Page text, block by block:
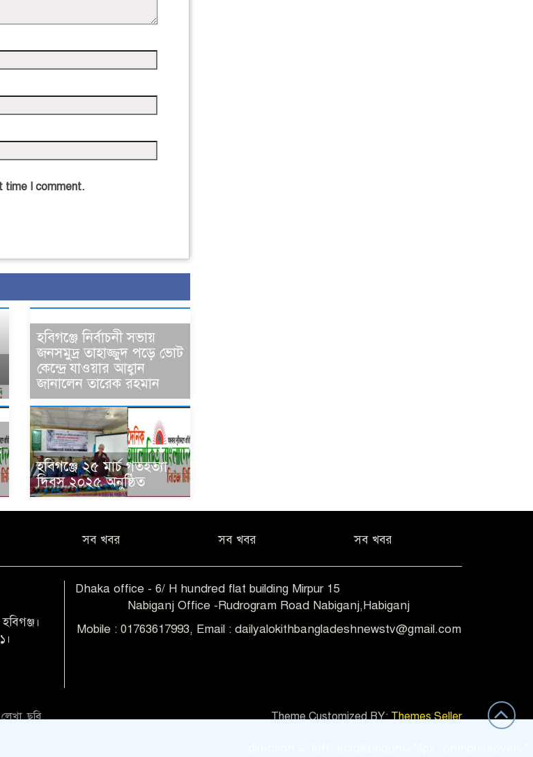
time I comment.
হবিগঞ্জে নির্বাচনী সভায়
জনসমুদ্র তাহাজ্জুদ পড়ে ভোট
কেন্দ্রে যাওয়ার আহ্বান
জানালেন তারেক রহমান
হবিগঞ্জে ২৫ মার্চ গতহত্যা
দিবস ২০২৫ অনুষ্ঠিত
সব খবর সব খবর সব খবর
Dhaka office - 6/ H hundred flat building Mirpur 15
Nabiganj Office -Rudrogram Road Nabiganj,Habiganj
Mobile : 01763617993, Email : dailyalokithbangladeshnewstv@gmail.com
ছবি,
Theme Customized BY:Themes Seller